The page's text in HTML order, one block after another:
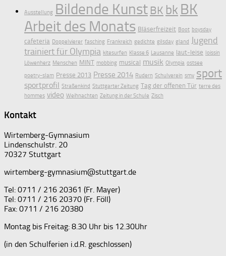
Ausstellung Bildende Kunst BK bk BK
Arbeit des Monats Bläserfreizeit Boot boysday
cafeteria Doppelvierer fasching Frankreich gedichte gilsday gland Jugend
trainiert für Olympia kitesurfen Klasse 6 Lausanne laut-leise
loissin
Löwenherz Menschen MINT mobbing musical musik Olympia ostsee
poetry-slam Presse 2013 Presse 2014 Rudern Schulverein smv sport
sportprofil Straßenkind Stuttgarter Zeitung Tag der offenen Tür terre des
hommes video Weihnachten Zeitung in der Schule Zisch
Kontakt
Wirtemberg-Gymnasium
Lindenschulstr. 20
70327 Stuttgart
wirtemberg-gymnasium@stuttgart.de
Tel: 0711 / 216 20361 (Fr. Mayer)
Tel: 0711 / 216 20370 (Fr. Föll)
Fax: 0711 / 216 20380
Montag bis Freitag: 8.30 Uhr bis 12.30Uhr
(in den Schulferien i.d.R. geschlossen)